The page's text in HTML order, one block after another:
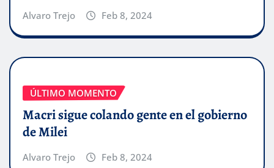
Alvaro Trejo Feb 8, 2024
ÚLTIMO MOMENTO
Macri sigue colando gente en el gobierno
de Milei
Alvaro Trejo Feb 8, 2024